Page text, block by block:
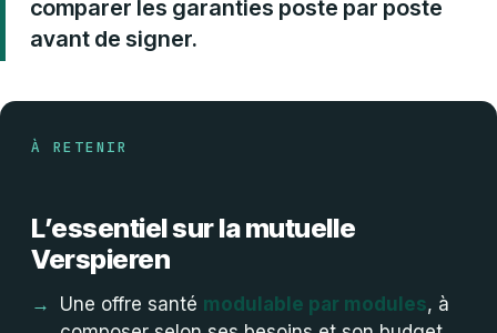
comparer les garanties poste par poste
avant de signer.
À RETENIR
L’essentiel sur la mutuelle
Verspieren
Une offre santé modulable par modules, à